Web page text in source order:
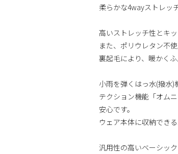
柔らかな4wayストレッ
高いストレッチ性とキ
また、ポリウレタン不
裏起毛により、暖かく
小雨を弾くはっ水(撥水
テクション機能「オム
安心です。
ウェア本体に収納でき
汎用性の高いベーシッ